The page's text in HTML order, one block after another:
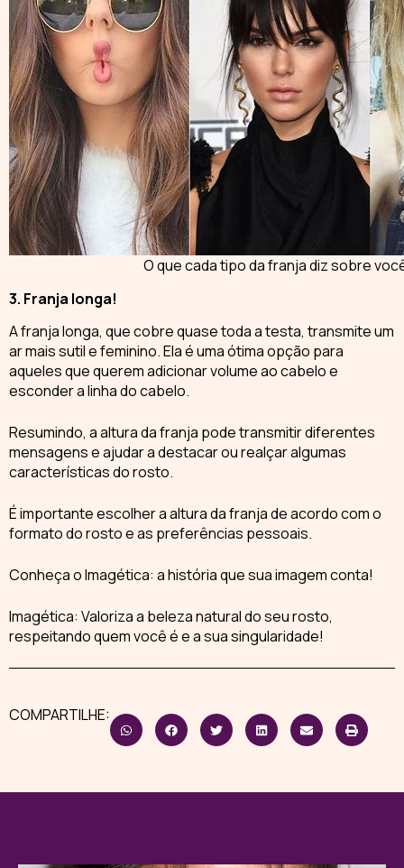
O que cada tipo da franja diz sobre
3. Franja longa!
Afranja longa, que cobre quase toda a testa, transmite um
ar mais sutil e feminino. Ela é uma ótima opção para
aqueles que querem adicionar volume ao cabelo e
esconder a linha do cabelo.
Resumindo, aaltura da franja pode transmitir diferentes
mensagens e ajudar a destacar ou realçar algumas
características do rosto.
É importante escolher a altura da franja de acordo com o
formato do rostoe as preferências pessoais.
Conheça oImagética: a história que sua imagem conta!
Imagética: Valoriza a beleza natural do seu rosto,
respeitando quem você é e a sua singularidade!
COMPARTILHE: